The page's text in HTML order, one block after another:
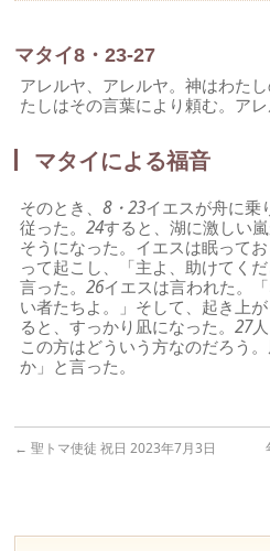
マタイ8・23-27
アレルヤ、アレルヤ。神はわた
たしはその言葉により頼む。アレ
マタイによる福音
そのとき、8・23イエスが舟に乗
従った。24すると、湖に激しい
そうになった。イエスは眠って
って起こし、「主よ、助けてく
言った。26イエスは言われた。
い者たちよ。」そして、起き上
ると、すっかり凪になった。27
この方はどういう方なのだろう
か」と言った。
← 聖トマ使徒 祝日 2023年7月3日